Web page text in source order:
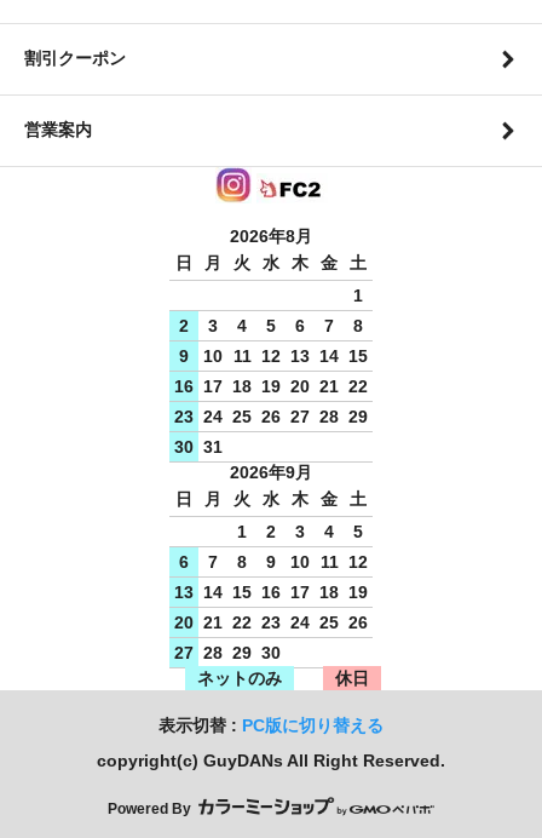
割引クーポン
営業案内
2026年8月
日
月 火 水 木 金
土
1
2
3 4 5 6 7
8
9
10 11 12 13 14 15
16 17 18 19 20 21 22
23 24 25 26 27 28 29
30 31
2026年9月
日
月 火 水 木 金
土
1
2 3 4
5
6
7 8 9 10 11 12
13 14 15 16 17 18 19
20 21 22 23 24 25 26
27 28 29 30
ネットのみ
休日
表示切替 : PC版に切り替える
copyright(c) GuyDANs All Right Reserved.
Powered By